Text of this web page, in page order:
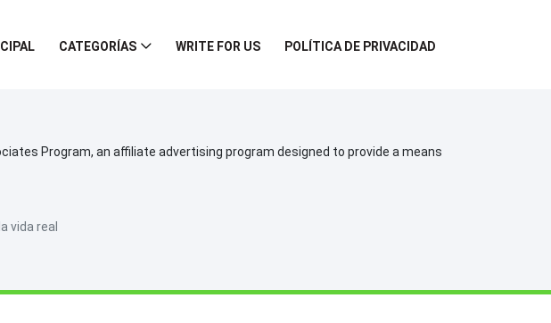
CATEGORÍAS WRITE FOR US POLÍTICA DE PRIVACIDAD
Program, an affiliate advertising program designed to provide a means
vida real